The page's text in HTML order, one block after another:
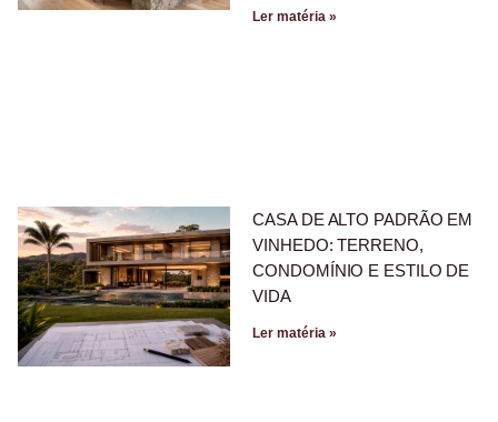
Ler matéria »
CASA DE ALTO PADRÃO EM
VINHEDO: TERRENO,
CONDOMÍNIO E ESTILO DE
VIDA
Ler matéria »